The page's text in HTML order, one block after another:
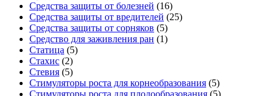
Средства защиты от болезней (16)
Средства защиты от вредителей (25)
Средства защиты от сорняков (5)
Средство для заживления ран (1)
Статица (5)
Стахис (2)
Стевия (5)
Стимуляторы роста для корнеобразования (5)
Стимуляторы роста для плодообразования (5)